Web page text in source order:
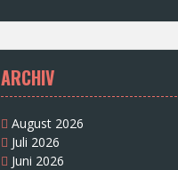
ARCHIV
August 2026
Juli 2026
Juni 2026